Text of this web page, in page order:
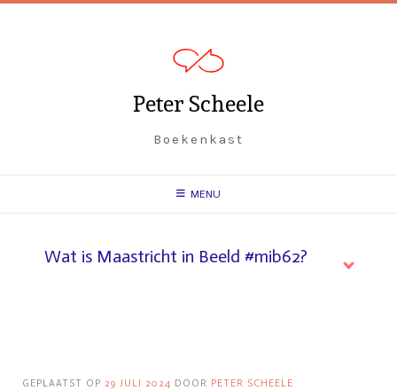
Peter Scheele
Boekenkast
MENU
Wat is Maastricht in Beeld #mib62?
GEPLAATST OP 29 JULI 2024 DOOR PETER SCHEELE